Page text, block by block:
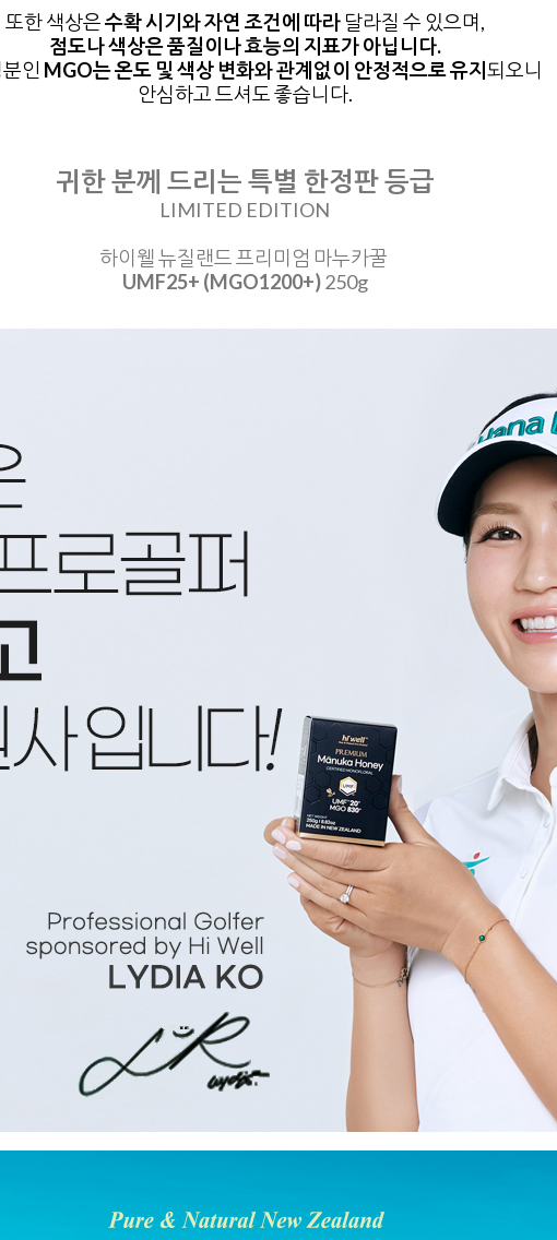
또한 색상은수확 시기와 자연 조건에 따라 달라질 수 있으며,
점도나 색상은 품질이나 효능의 지표가 아닙니다.
인 MGO는 온도 및 색상 변화와 관계없이 안정적으로 유지 되오니
안심하고 드셔도 좋습니다.
귀한 분께 드리는 특별 한정판 등급
LIMITED EDITION
하이웰 뉴질랜드 프리미엄 마누카꿀
UMF25+ (MGO1200+)250g